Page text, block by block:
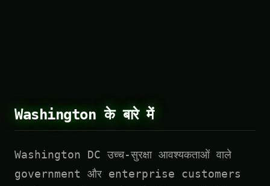
Washington के बारे में
Washington DC उच्च-सुरक्षा आवश्यकताओं वाले
government और enterprise customers